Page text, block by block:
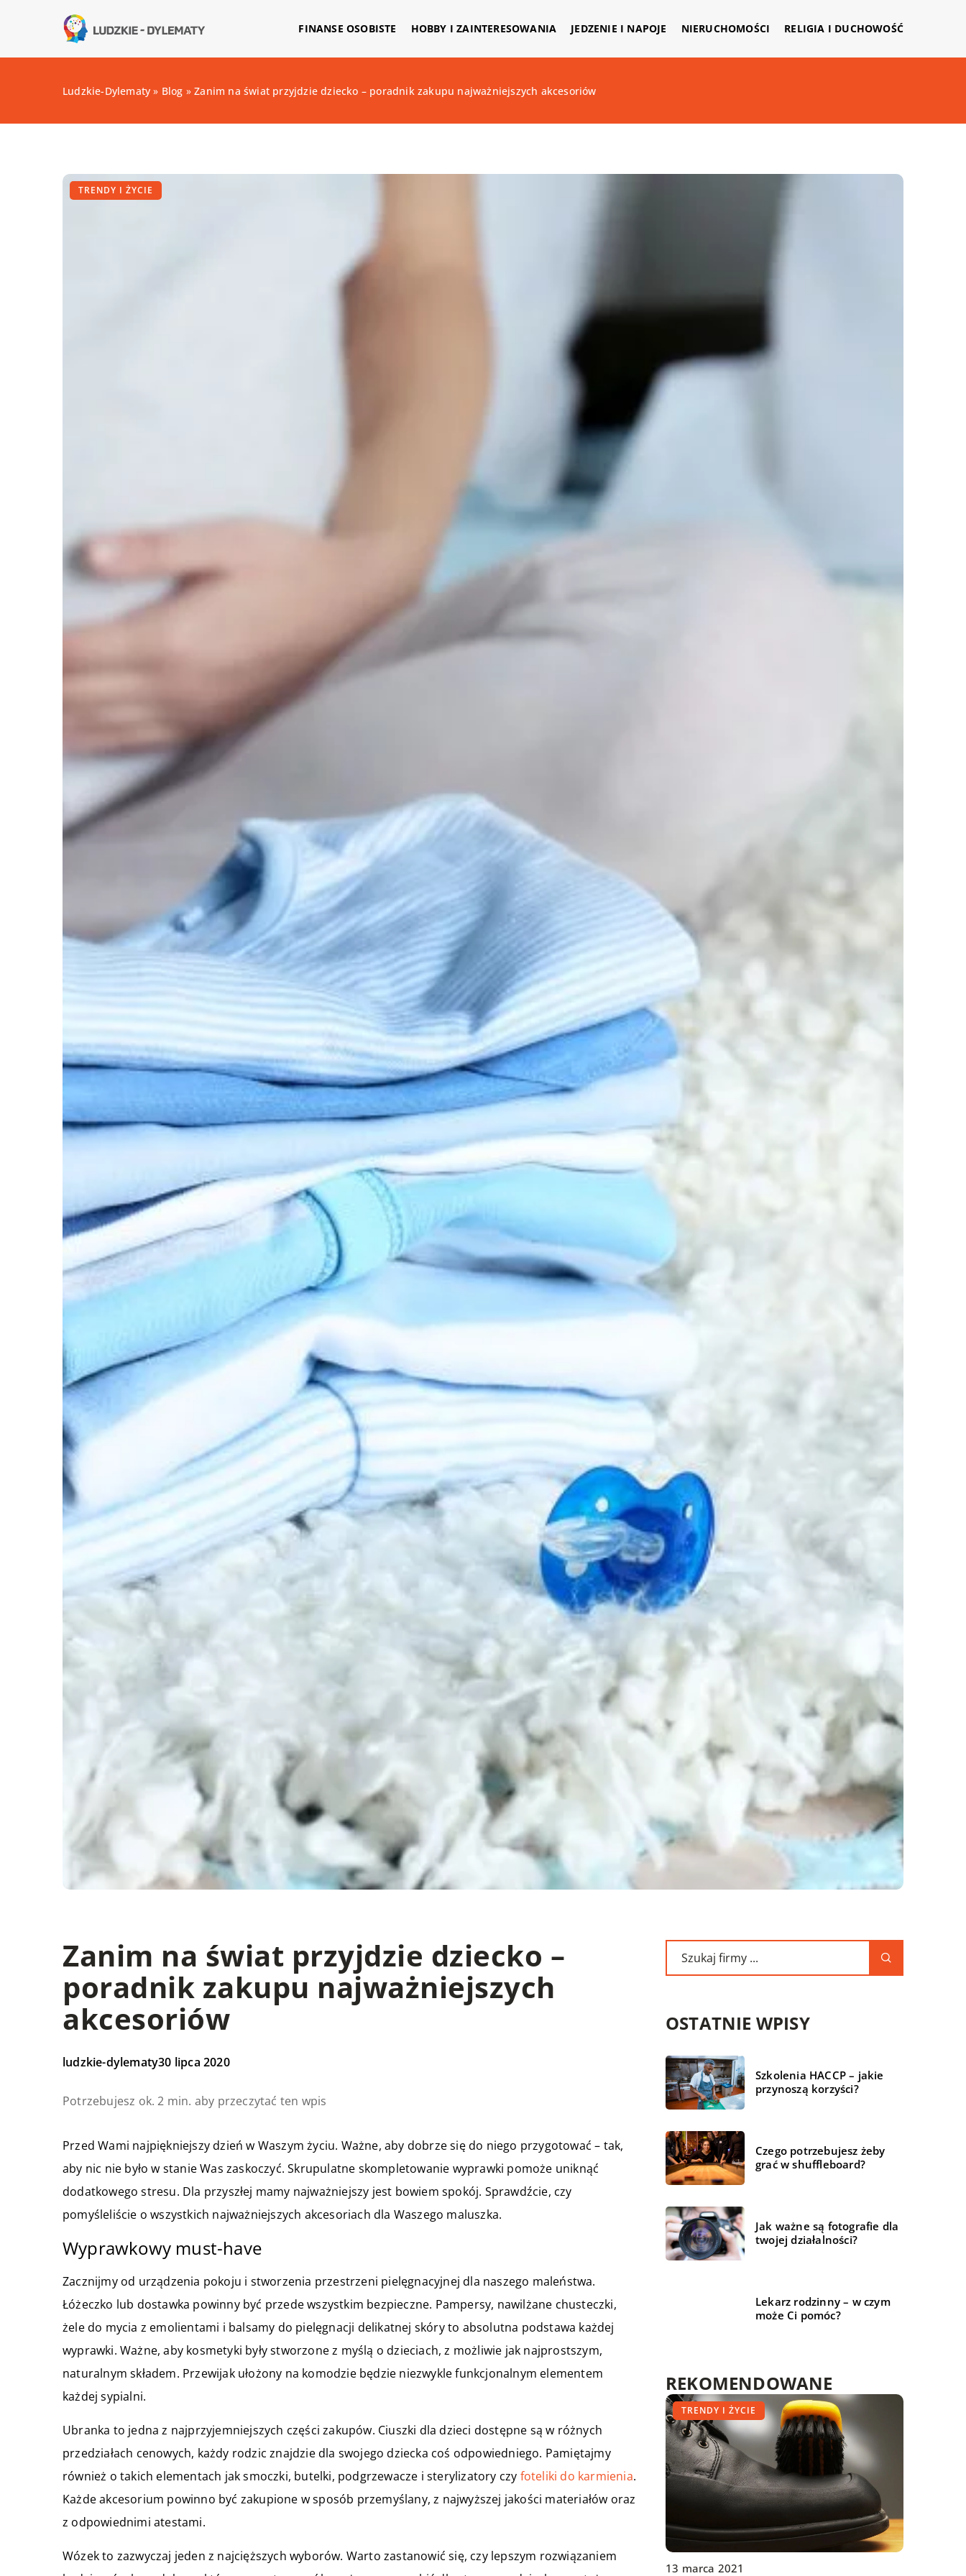
FINANSE OSOBISTE HOBBY I ZAINTERESOWANIA JEDZENIE I NAPOJE NIERUCHOMOŚCI RELIGIA I DUCHOWOŚĆ
Ludzkie-Dylematy » Blog »Zanim na świat przyjdzie dziecko – poradnik zakupu najważniejszych akcesoriów
TRENDY I ŻYCIE
Zanim na świat przyjdzie dziecko –
poradnik zakupu najważniejszych
akcesoriów
ludzkie-dylematy30 lipca 2020
Potrzebujesz ok. 2 min. aby przeczytać ten wpis
Przed Wami najpiękniejszy dzień w Waszym życiu. Ważne, aby dobrze się do niego przygotować – tak,
aby nic nie było w stanie Was zaskoczyć. Skrupulatne skompletowanie wyprawki pomoże uniknąć
dodatkowego stresu. Dla przyszłej mamy najważniejszy jest bowiem spokój. Sprawdźcie, czy
pomyśleliście o wszystkich najważniejszych akcesoriach dla Waszego maluszka.
Wyprawkowy must-have
Zacznijmy od urządzenia pokoju i stworzenia przestrzeni pielęgnacyjnej dla naszego maleństwa.
Łóżeczko lub dostawka powinny być przede wszystkim bezpieczne. Pampersy, nawilżane chusteczki,
żele do mycia z emolientami i balsamy do pielęgnacji delikatnej skóry to absolutna podstawa każdej
wyprawki. Ważne, aby kosmetyki były stworzone z myślą o dzieciach, z możliwie jak najprostszym,
naturalnym składem. Przewijak ułożony na komodzie będzie niezwykle funkcjonalnym elementem
każdej sypialni.
Ubranka to jedna z najprzyjemniejszych części zakupów. Ciuszki dla dzieci dostępne są w różnych
przedziałach cenowych, każdy rodzic znajdzie dla swojego dziecka coś odpowiedniego. Pamiętajmy
również o takich elementach jak smoczki, butelki, podgrzewacze i sterylizatory czy foteliki do karmienia.
Każde akcesorium powinno być zakupione w sposób przemyślany, z najwyższej jakości materiałów oraz
z odpowiednimi atestami.
Wózek to zazwyczaj jeden z najcięższych wyborów. Warto zastanowić się, czy lepszym rozwiązaniem
OSTATNIE WPISY
Szkolenia HACCP – jakie
przynoszą korzyści?
Czego potrzebujesz żeby
grać w shuffleboard?
Jak ważne są fotografie dla
twojej działalności?
Lekarz rodzinny – w czym
może Ci pomóc?
REKOMENDOWANE
TRENDY I ŻYCIE
11 maja 2020
TRENDY I ŻYCIE
13 marca 2021
TRENDY I ŻYCIE
16 stycznia 2021